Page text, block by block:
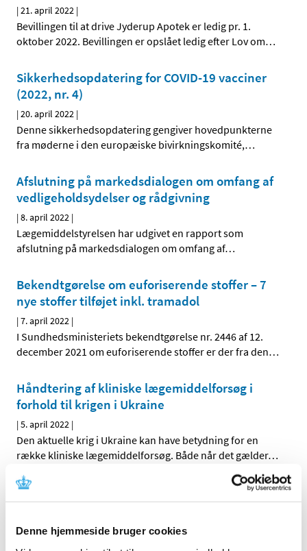
Denne hjemmeside bruger cookies
|21. april 2022 |
Bevillingen til at drive Jyderup Apotek er ledig pr. 1.
oktober 2022. Bevillingen er opslået ledig efter Lov om…
Sikkerhedsopdatering for COVID-19 vacciner
(2022, nr. 4)
|20. april 2022 |
Denne sikkerhedsopdatering gengiver hovedpunkterne
fra møderne i den europæiske bivirkningskomité,…
Afslutning på markedsdialogen om omfang af
vedligeholdsydelser og rådgivning
|8. april 2022 |
Lægemiddelstyrelsen har udgivet en rapport som
afslutning på markedsdialogen om omfang af…
Bekendtgørelse om euforiserende stoffer – 7
nye stoffer tilføjet inkl. tramadol
|7. april 2022 |
I Sundhedsministeriets bekendtgørelse nr. 2446 af 12.
december 2021 om euforiserende stoffer er der fra den…
Håndtering af kliniske lægemiddelforsøg i
forhold til krigen i Ukraine
|5. april 2022 |
Den aktuelle krig i Ukraine kan have betydning for en
række kliniske lægemiddelforsøg. Både når det gælder…
Lægemiddelstyrelsen præsenterer ny strategi
Lægemiddelstyrelsens direktør Lars Bo Nielsen har netop